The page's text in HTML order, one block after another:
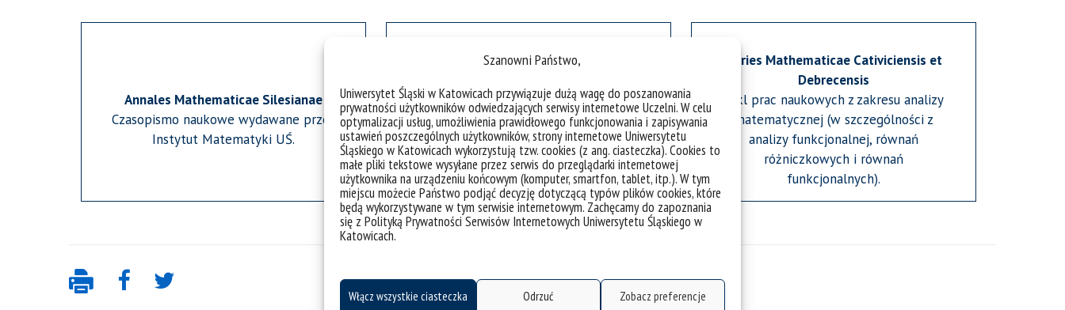
Szanowni Państwo,
Uniwersytet Śląski w Katowicach przywiązuje dużą wagę do poszanowania
prywatności użytkowników odwiedzających serwisy internetowe Uczelni. W celu
optymalizacji usług, umożliwienia prawidłowego funkcjonowania i zapisywania
ustawień poszczególnych użytkowników, strony internetowe Uniwersytetu
Śląskiego w Katowicach wykorzystują tzw. cookies (z ang. ciasteczka). Cookies to
małe pliki tekstowe wysyłane przez serwis do przeglądarki internetowej
użytkownika na urządzeniu końcowym (komputer, smartfon, tablet, itp.). W tym
miejscu możecie Państwo podjąć decyzję dotyczącą typów plików cookies, które
będą wykorzystywane w tym serwisie internetowym. Zachęcamy do zapoznania
się z Polityką Prywatności Serwisów Internetowych Uniwersytetu Śląskiego w
Katowicach.
Włącz wszystkie ciasteczka Odrzuć Zobacz preferencje
Annales Mathematicae Silesianae
Czasopismo naukowe wydawane przez
Instytut Matematyki UŚ.
w Katowicach. Prace matematyczne
Czasopismo pod redakcją Instytutu
Matematyki UŚ, wydawane w latach
1969-1982.
Series Mathematicae Cativiciensis et
Debrecensis
Cykl prac naukowych z zakresu analizy
matematycznej (w szczególności z
analizy funkcjonalnej, równań
różniczkowych i równań
funkcjonalnych).